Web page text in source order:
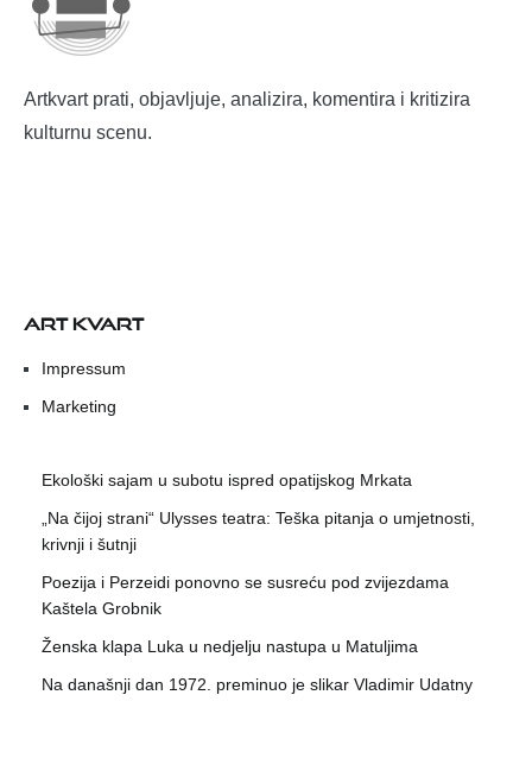
Artkvart prati, objavljuje, analizira, komentira i kritizira
kulturnu scenu.
ART KVART
Impressum
Marketing
Ekološki sajam u subotu ispred opatijskog Mrkata
„Na čijoj strani“ Ulysses teatra: Teška pitanja o umjetnosti,
krivnji i šutnji
Poezija i Perzeidi ponovno se susreću pod zvijezdama
Kaštela Grobnik
Ženska klapa Luka u nedjelju nastupa u Matuljima
Na današnji dan 1972. preminuo je slikar Vladimir Udatny